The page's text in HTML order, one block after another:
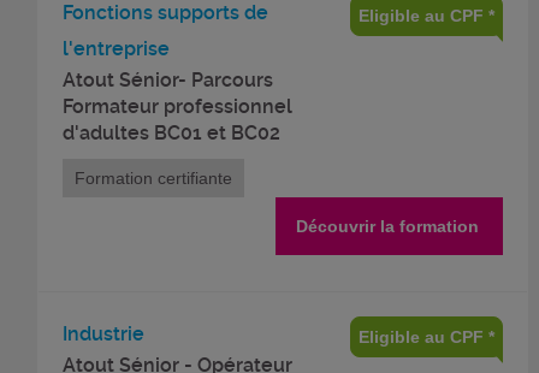
Fonctions supports de
l'entreprise
Atout Sénior- Parcours
Formateur professionnel
d'adultes BC01 et BC02
Eligible au CPF *
Formation certifiante
Découvrir la formation
Industrie
Atout Sénior - Opérateur
Eligible au CPF *